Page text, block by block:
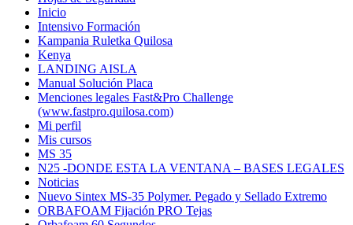
Inicio
Intensivo Formación
Kampania Ruletka Quilosa
Kenya
LANDING AISLA
Manual Solución Placa
Menciones legales Fast&Pro Challenge
(www.fastpro.quilosa.com)
Mi perfil
Mis cursos
MS 35
N25 -DONDE ESTA LA VENTANA – BASES LEGALES
Noticias
Nuevo Sintex MS-35 Polymer. Pegado y Sellado Extremo
ORBAFOAM Fijación PRO Tejas